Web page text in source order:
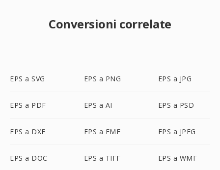
Conversioni correlate
EPS a SVG EPS a PNG EPS a JPG
EPS a PDF EPS a AI EPS a PSD
EPS a DXF EPS a EMF EPS a JPEG
EPS a DOC EPS a TIFF EPS a WMF